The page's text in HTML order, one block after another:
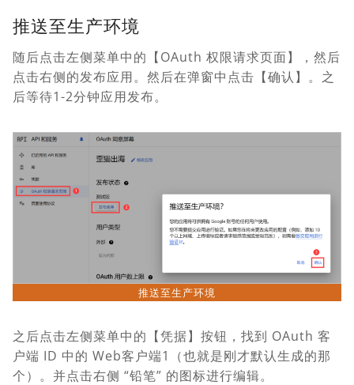
推送至生产环境
随后点击左侧菜单中的【OAuth 权限请求页面】，然后
点击右侧的发布应用。然后在弹窗中点击【确认】。之
后等待1-2分钟应用发布。
推送至生产环境
之后点击左侧菜单中的【凭据】按钮，找到 OAuth 客
户端 ID 中的 Web客户端1（也就是刚才默认生成的那
个）。并点击右侧 “铅笔” 的图标进行编辑。